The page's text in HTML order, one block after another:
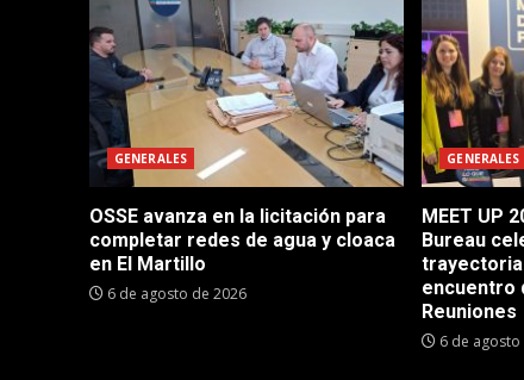
GENERALES
OSSE avanza en la licitación para
completar redes de agua y cloaca
en El Martillo
6 de agosto de 2026
GENERALES
MEET UP
Bureau
encuentro
Reuniones
6 de